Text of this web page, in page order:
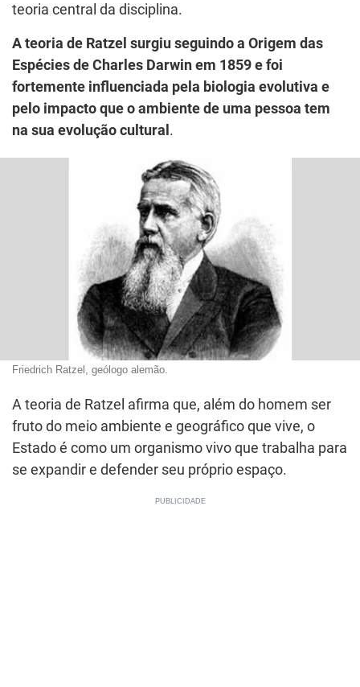
teoria central da disciplina.
A teoria de Ratzel surgiu seguindo a Origem das
Espécies de Charles Darwin em 1859 e foi
fortemente influenciada pela biologia evolutiva e
pelo impacto que o ambiente de uma pessoa tem
na sua evolução cultural .
Friedrich Ratzel, geólogo alemão.
A teoria de Ratzel afirma que, além do homem ser
fruto do meio ambiente e geográfico que vive, o
Estado é como um organismo vivo que trabalha para
se expandir e defender seu próprio espaço.